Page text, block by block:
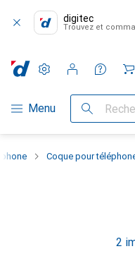
digitec
Trouvez et
Navigation par catégorie
Menu Recherche
Paramètres
Compte client
Listes de
Listes d'envies
Panier
Coque pour
2